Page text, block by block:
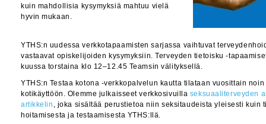
kuin mahdollisia kysymyksiä mahtuu vielä
hyvin mukaan.
YTHS:n uudessa verkkotapaamisten sarjassa vaihtuvat
vastaavat opiskelijoiden kysymyksiin. Terveyden tietoisku -
kuussa torstaina klo 12–12.45 Teamsin välityksellä.
YTHS:n Testaa kotona -verkkopalvelun kautta tilataan vuosittain
kotikäyttöön. Olemme julkaisseet verkkosivuilla seksuaaliterveyden
artikkelin , joka sisältää perustietoa niin seksitaudeista yleisesti kuin
hoitamisesta ja testaamisesta YTHS:llä.